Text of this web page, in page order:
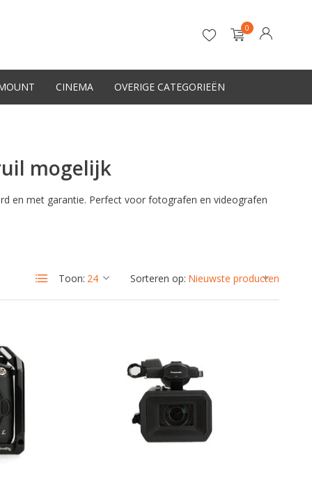
0
CINEMA OVERIGE CATEGORIEËN
mogelijk
en met garantie. Perfect voor fotografen en videografen
Toon: Sorteren op: